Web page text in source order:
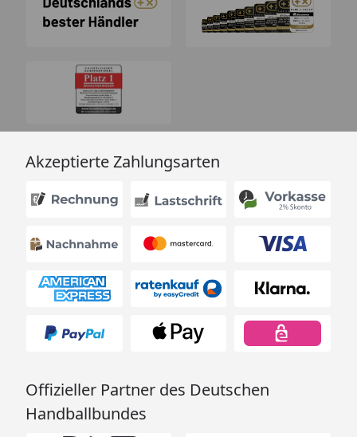
Akzeptierte Zahlungsarten
Offizieller Partner des Deutschen
Handballbundes